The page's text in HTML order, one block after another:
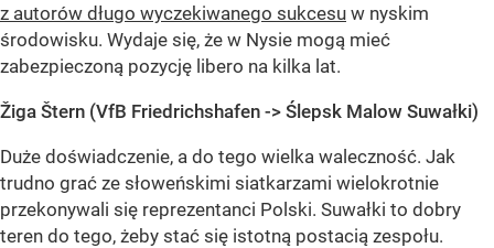
z autorów długo wyczekiwanego sukcesu w nyskim
środowisku. Wydaje się, że w Nysie mogą mieć
zabezpieczoną pozycję libero na kilka lat.
Žiga Štern (VfB Friedrichshafen -> Ślepsk Malow Suwałki)
Duże doświadczenie, a do tego wielka waleczność. Jak
trudno grać ze słoweńskimi siatkarzami wielokrotnie
przekonywali się reprezentanci Polski. Suwałki to dobry
teren do tego, żeby stać się istotną postacią zespołu.